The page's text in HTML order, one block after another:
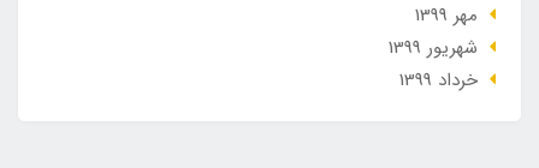
مهر 1399
شهریور 1399
خرداد 1399